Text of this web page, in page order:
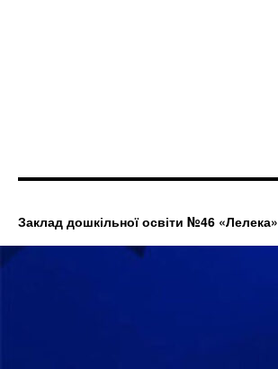
Заклад дошкільної освіти №46 «Лелека»